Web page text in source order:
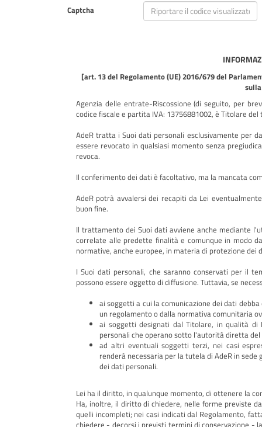
Captcha
[art. 13 del Regolamento (UE) 2016/679 del
Agenzia delle entrate-Riscossione (di seguito, per
codice fiscale e partita IVA: 13756881002, è Titolare
AdeR tratta i Suoi dati personali esclusivamente per
essere revocato in qualsiasi momento senza
revoca.
Il conferimento dei dati è facoltativo, ma la mancata
AdeR potrà avvalersi dei recapiti da Lei
buon fine.
Il trattamento dei Suoi dati avviene anche mediante
correlate alle predette finalità e comunque in modo
normative, anche europee, in materia di protezione dei
I Suoi dati personali, che saranno conservati per il
possono essere oggetto di diffusione. Tuttavia, se
ai soggetti a cui la comunicazione dei dati
un regolamento o dalla normativa comunitaria
ai soggetti designati dal Titolare, in qualità
personali che operano sotto l'autorità diretta del
ad altri eventuali soggetti terzi, nei casi
renderà necessaria per la tutela di AdeR in sede giudiziaria, nel rispetto delle vigenti disposizioni in materia di protezione
dei dati personali.
Lei ha il diritto, in qualunque momento, di ottenere la
Ha, inoltre, il diritto di chiedere, nelle forme previste
quelli incompleti; nei casi indicati dal Regolamento,
chiedere - decorsi i previsti termini di conservazione -